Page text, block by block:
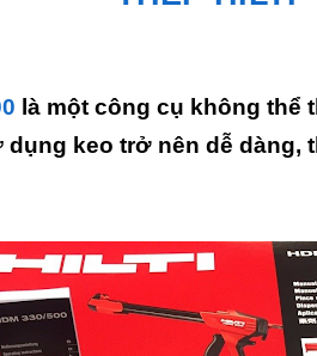
là một công cụ không thể
keo trở nên dễ dàng,